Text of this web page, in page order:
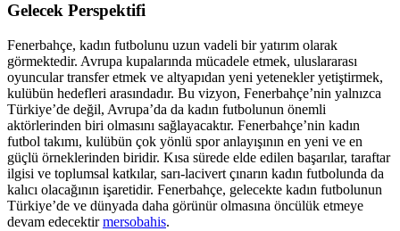
Gelecek Perspektifi
Fenerbahçe, kadın futbolunu uzun vadeli bir yatırım olarak
görmektedir. Avrupa kupalarında mücadele etmek, uluslararası
oyuncular transfer etmek ve altyapıdan yeni yetenekler yetiştirmek,
kulübün hedefleri arasındadır. Bu vizyon, Fenerbahçe’nin yalnızca
Türkiye’de değil, Avrupa’da da kadın futbolunun önemli
aktörlerinden biri olmasını sağlayacaktır. Fenerbahçe’nin kadın
futbol takımı, kulübün çok yönlü spor anlayışının en yeni ve en
güçlü örneklerinden biridir. Kısa sürede elde edilen başarılar, taraftar
ilgisi ve toplumsal katkılar, sarı-lacivert çınarın kadın futbolunda da
kalıcı olacağının işaretidir. Fenerbahçe, gelecekte kadın futbolunun
Türkiye’de ve dünyada daha görünür olmasına öncülük etmeye
devam edecektir mersobahis.